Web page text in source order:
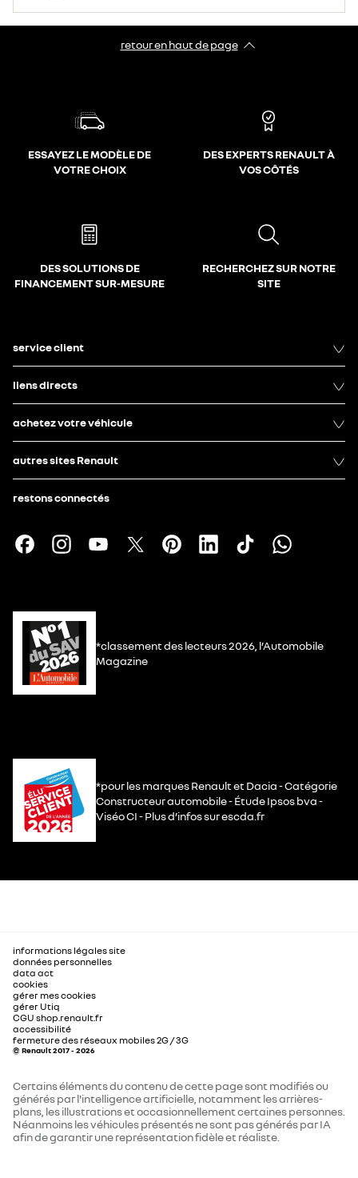
retour en haut de page​
ESSAYEZ LE MODÈLE DE
VOTRE CHOIX
DES EXPERTS RENAULT À
VOS CÔTÉS
DES SOLUTIONS DE
FINANCEMENT SUR-MESURE
RECHERCHEZ SUR NOTRE
SITE
service client
liens directs
achetez votre véhicule
autres sites Renault
restons connectés
*classement des lecteurs 2026, l’Automobile
Magazine
*pour les marques Renault et Dacia - Catégorie
Constructeur automobile - Étude Ipsos bva -
Viséo CI - Plus d’infos sur escda.fr
informations légales site
données personnelles
data act
cookies
gérer mes cookies
gérer Utiq
CGU shop.renault.fr
accessibilité
fermeture des réseaux mobiles 2G / 3G
© Renault 2017 - 2026
Certains éléments du contenu de cette page sont modifiés ou
générés par l'intelligence artificielle, notamment les arrières-
plans, les illustrations et occasionnellement certaines personnes.
Néanmoins les véhicules présentés ne sont pas générés par IA
afin de garantir une représentation fidèle et réaliste.